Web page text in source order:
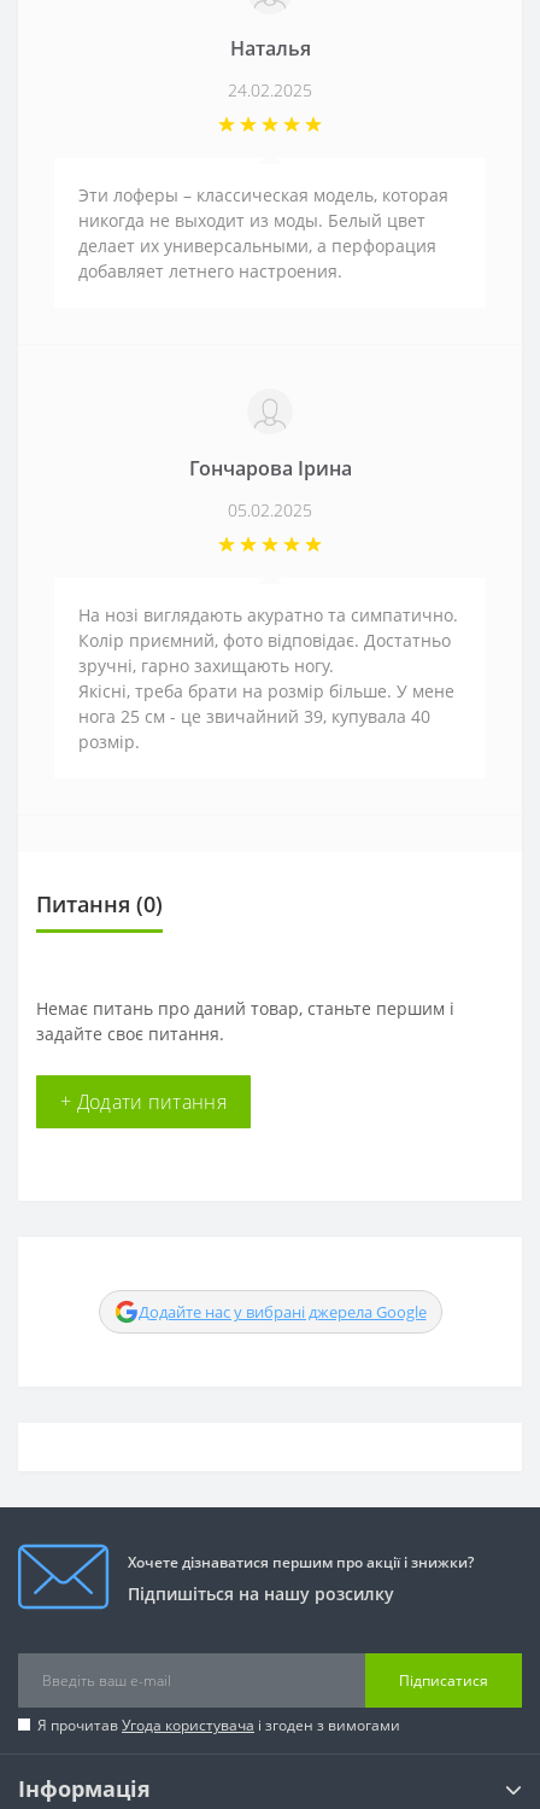
Наталья
24.02.2025
Эти лоферы – классическая модель, которая
никогда не выходит из моды. Белый цвет
делает их универсальными, а перфорация
добавляет летнего настроения.
Гончарова Ірина
05.02.2025
На нозі виглядають акуратно та симпатично.
Колір приємний, фото відповідає. Достатньо
зручні, гарно захищають ногу.
Якісні, треба брати на розмір більше. У мене
нога 25 см - це звичайний 39, купувала 40
розмір.
Питання (0)
Немає питань про даний товар, станьте першим і
задайте своє питання.
+ Додати питання
Додайте нас у вибрані джерела Google
Хочете дізнаватися першим про акції і знижки?
Підпишіться на нашу розсилку
Підписатися
Я прочитавУгода користувача і згоден з вимогами
Інформація